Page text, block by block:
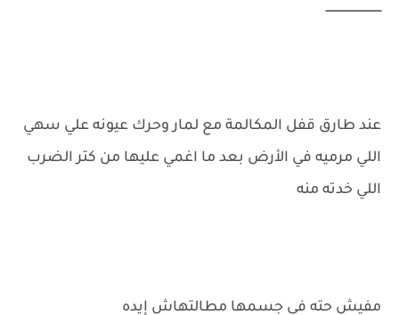
ـــــــــــــــــــــــــــــــ
عند طارق قفل المكالمة مع لمار وحرك عيونه علي سهي
اللي مرميه في الأرض بعد ما اغمي عليها من كتر الضرب
اللي خدته منه
مفيش حته في جسمها مطالتهاش إيده